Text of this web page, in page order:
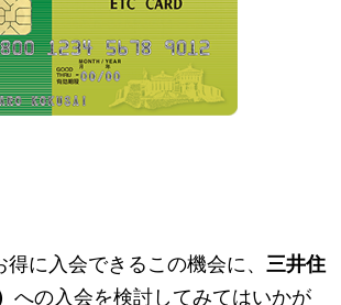
に入会できるこの機会に、 三井住
への入会を検討してみてはいかが